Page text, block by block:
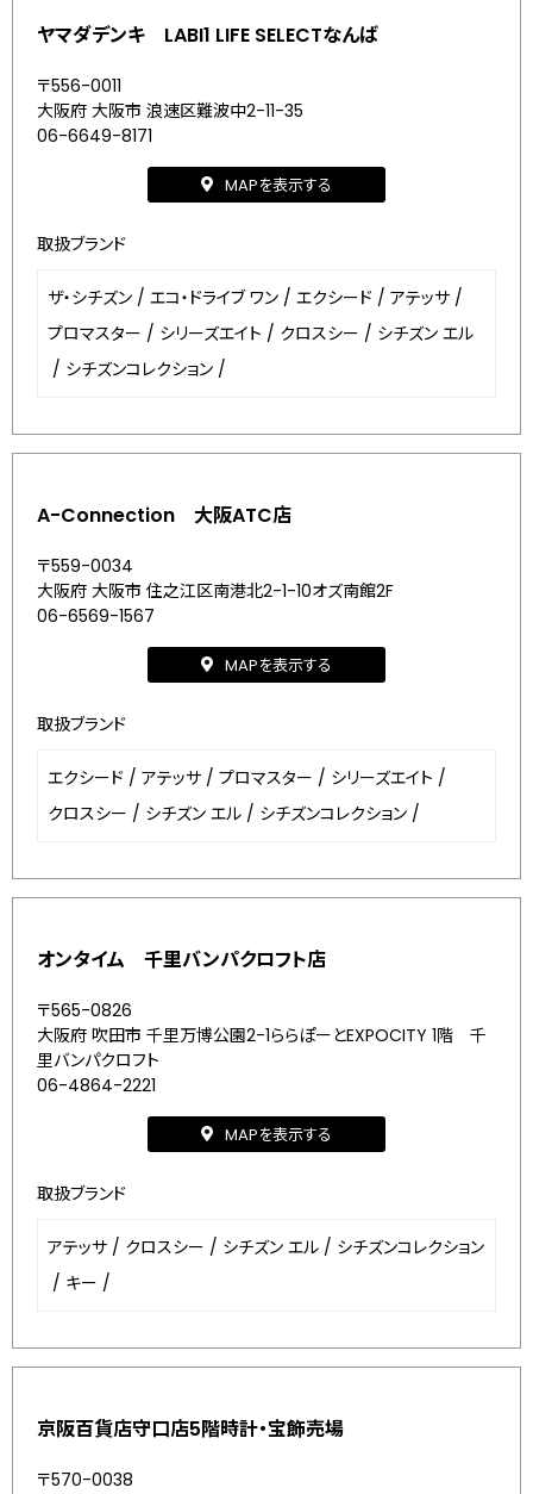
ヤマダデンキ LABI1 LIFE SELECTなんば
〒556-0011
大阪府 大阪市 浪速区難波中2-11-35
06-6649-8171
MAPを表示する
取扱ブランド
ザ・シチズン / エコ・ドライブ ワン / エクシード / アテッサ /
プロマスター / シリーズエイト / クロスシー / シチズン エル
/ シチズンコレクション /
A-Connection 大阪ATC店
〒559-0034
大阪府 大阪市 住之江区南港北2-1-10オズ南館2F
06-6569-1567
MAPを表示する
取扱ブランド
エクシード / アテッサ / プロマスター / シリーズエイト /
クロスシー / シチズン エル / シチズンコレクション /
オンタイム 千里バンパクロフト店
〒565-0826
大阪府 吹田市 千里万博公園2-1ららぽーとEXPOCITY 1階 千
里バンパクロフト
06-4864-2221
MAPを表示する
取扱ブランド
アテッサ / クロスシー / シチズン エル / シチズンコレクション
/ キー /
京阪百貨店守口店5階時計・宝飾売場
〒570-0038